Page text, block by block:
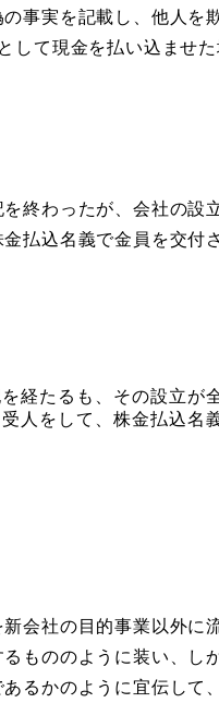
事実を記載し、他人を
して現金を払い込ませ
終わったが、会社の設
払込名義で金員を交付
経たるも、その設立が
人をして、株金払込名
会社の目的事業以外に
もののように装い、し
るかのように宜伝して、